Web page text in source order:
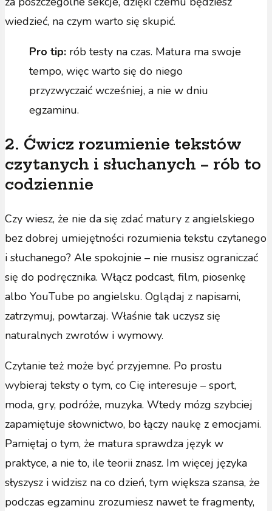
wiedzieć, na czym warto się skupić.
Pro tip: rób testy na czas. Matura ma swoje
tempo, więc warto się do niego
przyzwyczaić wcześniej, a nie w dniu
egzaminu.
2. Ćwicz rozumienie tekstów
czytanych i słuchanych – rób to
codziennie
Czy wiesz, że nie da się zdać matury z angielskiego
bez dobrej umiejętności rozumienia tekstu czytanego
i słuchanego? Ale spokojnie – nie musisz ograniczać
się do podręcznika. Włącz podcast, film, piosenkę
albo YouTube po angielsku. Oglądaj z napisami,
zatrzymuj, powtarzaj. Właśnie tak uczysz się
naturalnych zwrotów i wymowy.
Czytanie też może być przyjemne. Po prostu
wybieraj teksty o tym, co Cię interesuje – sport,
moda, gry, podróże, muzyka. Wtedy mózg szybciej
zapamiętuje słownictwo, bo łączy naukę z emocjami.
Pamiętaj o tym, że matura sprawdza język w
praktyce, a nie to, ile teorii znasz. Im więcej języka
słyszysz i widzisz na co dzień, tym większa szansa, że
podczas egzaminu zrozumiesz nawet te fragmenty,